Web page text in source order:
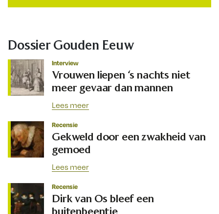
Dossier Gouden Eeuw
Interview
Vrouwen liepen ‘s nachts niet
meer gevaar dan mannen
Lees meer
Recensie
Gekweld door een zwakheid van
gemoed
Lees meer
Recensie
Dirk van Os bleef een
buitenbeentje